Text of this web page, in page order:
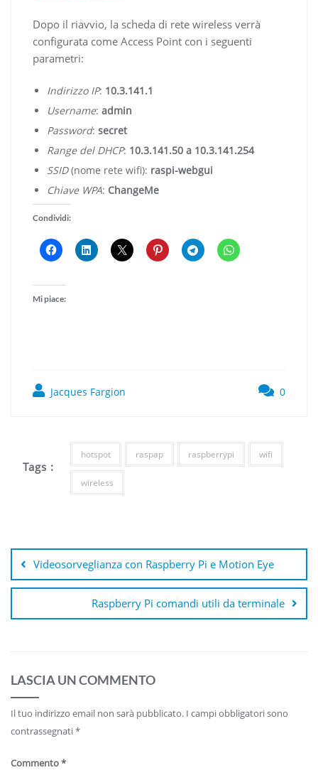
Dopo il riavvio, la scheda di rete wireless verrà
configurata come Access Point con i seguenti
parametri:
Indirizzo IP: 10.3.141.1
Username: admin
Password: secret
Range del DHCP: 10.3.141.50 a 10.3.141.254
SSID(nome rete wifi): raspi-webgui
Chiave WPA: ChangeMe
Condividi:
Mi piace:
Jacques Fargion 0
Tags :
hotspot raspap raspberrypi wifi
wireless
articoli
Videosorveglianza con Raspberry Pi e Motion Eye
Raspberry Pi comandi utili da terminale
LASCIA UN COMMENTO
Il tuo indirizzo email non sarà pubblicato. I campi obbligatori sono
contrassegnati*
Commento*